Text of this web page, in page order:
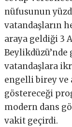
nüfusunun
vatandaşların
araya geldiği 3
vatandaşlara
engelli birey ve
göstereceği
modern dans
vakit geçirdi.